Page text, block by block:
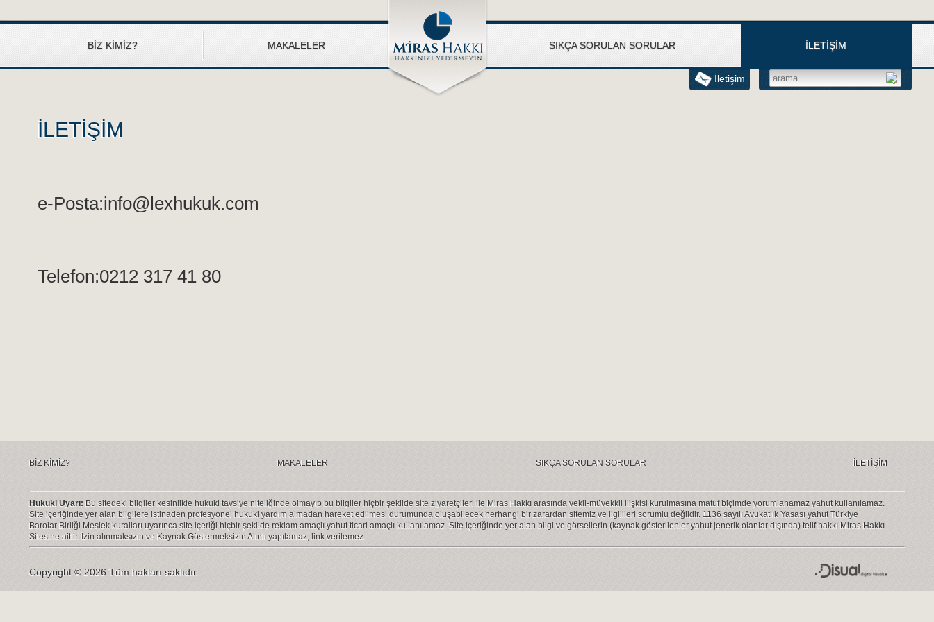
BİZ KİMİZ? MAKALELER SIKÇA SORULAN SORULAR İLETİŞİM
İletişim
İLETİŞİM
e-Posta:info@lexhukuk.com
Telefon:0212 317 41 80
BİZ KİMİZ? MAKALELER SIKÇA SORULAN SORULAR İLETİŞİM
Hukuki Uyarı: Bu sitedeki bilgiler kesinlikle hukuki tavsiye niteliğinde olmayıp bu bilgiler hiçbir şekilde site ziyaretçileri ile Miras Hakkı arasında vekil-müvekkil ilişkisi kurulmasına matuf biçimde yorumlanamaz yahut kullanılamaz.
Site içeriğinde yer alan bilgilere istinaden profesyonel hukuki yardım almadan hareket edilmesi durumunda oluşabilecek herhangi bir zarardan sitemiz ve ilgilileri sorumlu değildir. 1136 sayılı Avukatlık Yasası yahut Türkiye
Barolar Birliği Meslek kuralları uyarınca site içeriği hiçbir şekilde reklam amaçlı yahut ticari amaçlı kullanılamaz. Site içeriğinde yer alan bilgi ve görsellerin (kaynak gösterilenler yahut jenerik olanlar dışında) telif hakkı Miras Hakkı
Sitesine aittir. İzin alınmaksızın ve Kaynak Göstermeksizin Alıntı yapılamaz, link verilemez.
Copyright © 2026 Tüm hakları saklıdır.